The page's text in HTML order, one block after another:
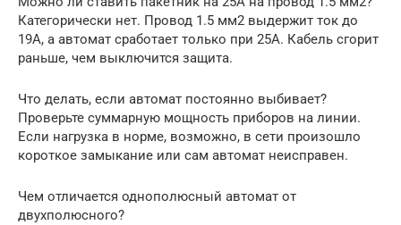
Категорически нет. Провод 1.5 мм2 выдержит ток до
19А, а автомат сработает только при 25А. Кабель сгорит
раньше, чем выключится защита.
Что делать, если автомат постоянно выбивает?
Проверьте суммарную мощность приборов на линии.
Если нагрузка в норме, возможно, в сети произошло
короткое замыкание или сам автомат неисправен.
Чем отличается однополюсный автомат от
двухполюсного?